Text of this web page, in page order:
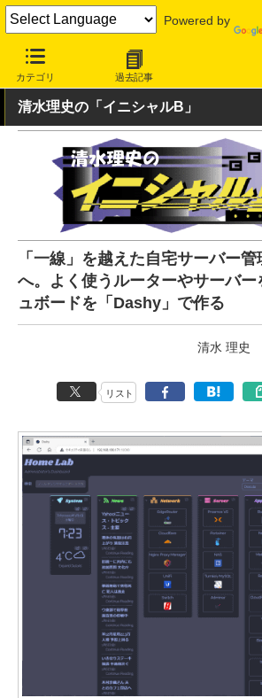
Powered by
カテゴリ 過去記事
INTERNET Watch ハードウェア
清水理史の「イニシャルB」
「一線」を越えた自宅サーバー
へ。よく使うルーターやサーバー
ュボードを「Dashy」で作る
清水 理史
リスト